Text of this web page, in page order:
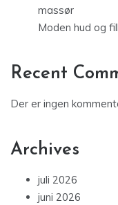
massør
Moden hud og
Recent
Der er ingen
Archives
juli 2026
juni 2026